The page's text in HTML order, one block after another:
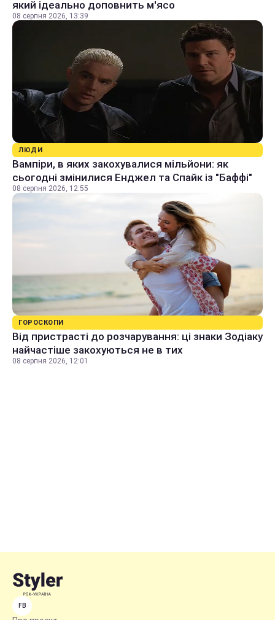
який ідеально доповнить м'ясо
08 серпня 2026, 13:39
ЛЮДИ
Вампіри, в яких закохувалися мільйони: як
сьогодні змінилися Енджел та Спайк із "Баффі"
08 серпня 2026, 12:55
ГОРОСКОПИ
Від пристрасті до розчарування: ці знаки Зодіаку
найчастіше закохуються не в тих
08 серпня 2026, 12:01
FB